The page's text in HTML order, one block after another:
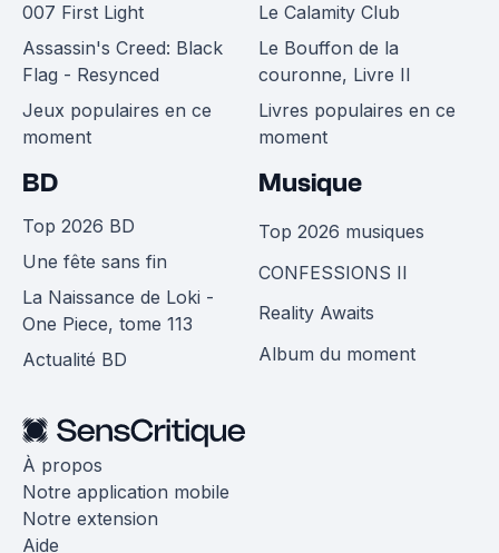
007 First Light
Assassin's Creed: Black
Flag - Resynced
Jeux populaires en ce
moment
Le Calamity Club
Le Bouffon de la
couronne, Livre II
Livres populaires en ce
moment
BD
Top 2026 BD
Une fête sans fin
La Naissance de Loki -
One Piece, tome 113
Actualité BD
Musique
Top 2026 musiques
CONFESSIONS II
Reality Awaits
Album du moment
À propos
Notre application mobile
Notre extension
Aide